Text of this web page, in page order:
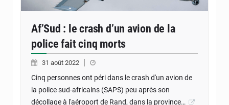
Af’Sud : le crash d’un avion de la
police fait cinq morts
31 août 2022
Cinq personnes ont péri dans le crash d'un avion de
la police sud-africains (SAPS) peu après son
décollage à l'aéroport de Rand, dans la province…